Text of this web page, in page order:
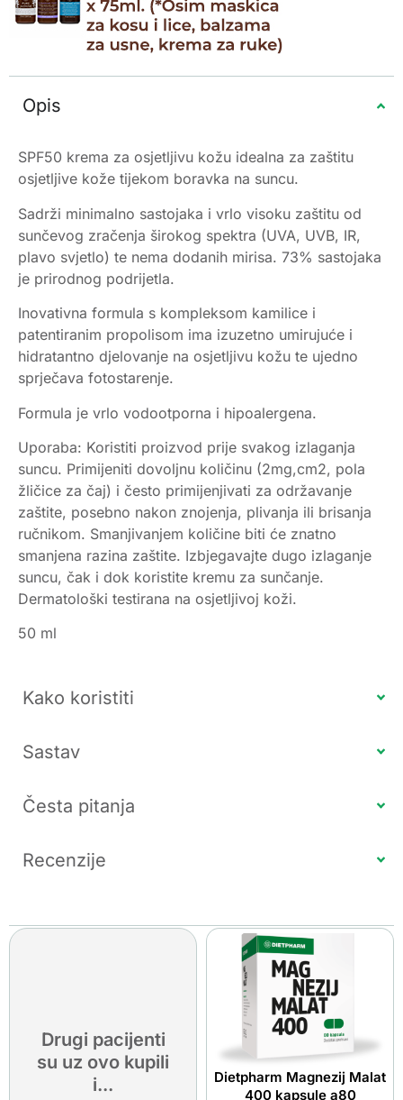
Opis
SPF50 krema za osjetljivu kožu idealna za zaštitu
osjetljive kože tijekom boravka na suncu.
Sadrži minimalno sastojaka i vrlo visoku zaštitu od
sunčevog zračenja širokog spektra (UVA, UVB, IR,
plavo svjetlo) te nema dodanih mirisa. 73% sastojaka
je prirodnog podrijetla.
Inovativna formula s kompleksom kamilice i
patentiranim propolisom ima izuzetno umirujuće i
hidratantno djelovanje na osjetljivu kožu te ujedno
sprječava fotostarenje.
Formula je vrlo vodootporna i hipoalergena.
Uporaba: Koristiti proizvod prije svakog izlaganja
suncu. Primijeniti dovoljnu količinu (2mg,cm2, pola
žličice za čaj) i često primijenjivati za održavanje
zaštite, posebno nakon znojenja, plivanja ili brisanja
ručnikom. Smanjivanjem količine biti će znatno
smanjena razina zaštite. Izbjegavajte dugo izlaganje
suncu, čak i dok koristite kremu za sunčanje.
Dermatološki testirana na osjetljivoj koži.
50 ml
Kako koristiti
Sastav
Česta pitanja
Recenzije
Drugi pacijenti
su uz ovo kupili
i...
Dietpharm Magnezij Malat
400 kapsule a80